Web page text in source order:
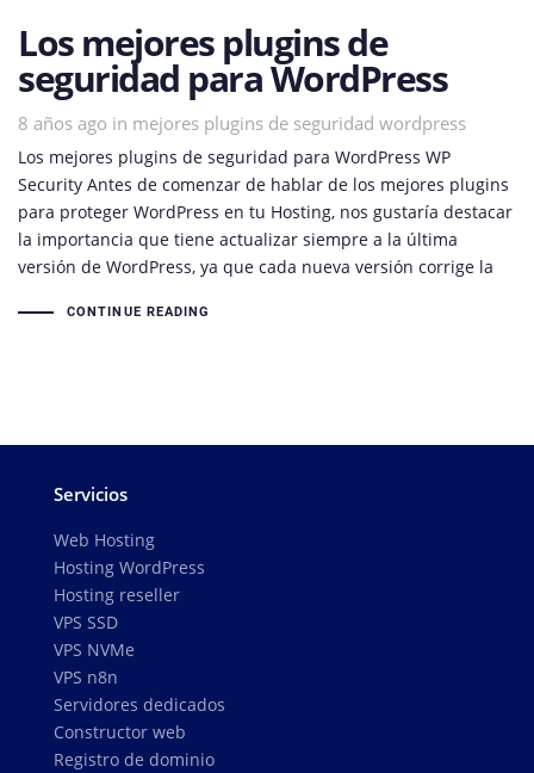
Los mejores plugins de
seguridad para WordPress
8 años ago in
Tags mejores plugins de seguridad wordpress
Los mejores plugins de seguridad para WordPress WP
Security Antes de comenzar de hablar de los mejores plugins
para proteger WordPress en tu Hosting, nos gustaría destacar
la importancia que tiene actualizar siempre a la última
versión de WordPress, ya que cada nueva versión corrige la
CONTINUE READING
Servicios
Web Hosting
Hosting WordPress
Hosting reseller
VPS SSD
VPS NVMe
VPS n8n
Servidores dedicados
Constructor web
Registro de dominio